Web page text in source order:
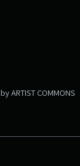
by ARTIST COMMONS